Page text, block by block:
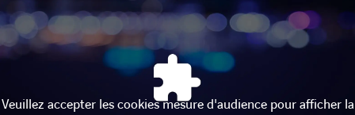
Veuillez accepter les cookies mesure d'audience pour afficher la